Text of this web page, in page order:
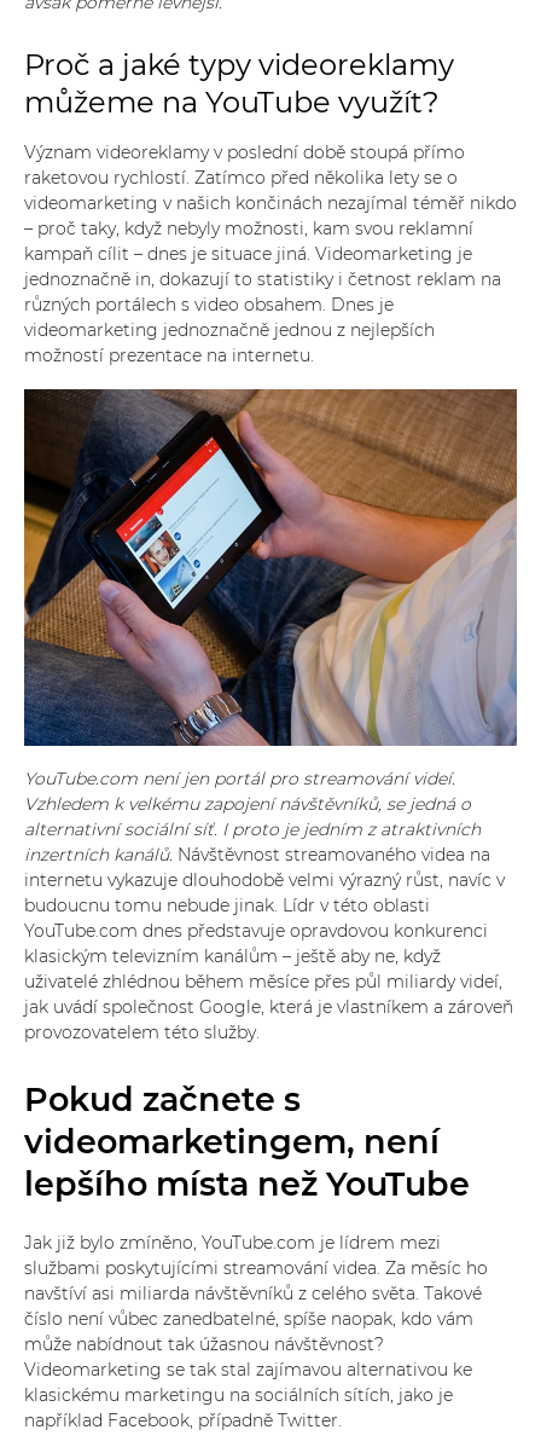
+420597 317 061
info@poski.com
Proč a jaké typy videoreklamy
můžeme na YouTube využít?
Význam videoreklamy v poslední době stoupá přímo
raketovou rychlostí. Zatímco před několika lety se o
videomarketing v našich končinách nezajímal téměř nikdo
– proč taky, když nebyly možnosti, kam svou reklamní
kampaň cílit – dnes je situace jiná. Videomarketing je
jednoznačně in, dokazují to statistiky i četnost reklam na
různých portálech s video obsahem. Dnes je
videomarketing jednoznačně jednou z nejlepších
možností prezentace na internetu.
YouTube.com není jen portál pro streamování videí.
Vzhledem k velkému zapojení návštěvníků, se jedná o
alternativní sociální síť. I proto je jedním z atraktivních
inzertních kanálů. Návštěvnost streamovaného videa na
internetu vykazuje dlouhodobě velmi výrazný růst, navíc v
budoucnu tomu nebude jinak. Lídr v této oblasti
YouTube.com dnes představuje opravdovou konkurenci
klasickým televizním kanálům – ještě aby ne, když
uživatelé zhlédnou během měsíce přes půl miliardy videí,
jak uvádí společnost Google, která je vlastníkem a zároveň
provozovatelem této služby.
Pokud začnete s
videomarketingem, není
lepšího místa než YouTube
Jak již bylo zmíněno, YouTube.com je lídrem mezi
službami poskytujícími streamování videa. Za měsíc ho
navštíví asi miliarda návštěvníků z celého světa. Takové
číslo není vůbec zanedbatelné, spíše naopak, kdo vám
může nabídnout tak úžasnou návštěvnost?
Videomarketing se tak stal zajímavou alternativou ke
klasickému marketingu na sociálních sítích, jako je
například Facebook, případně Twitter.